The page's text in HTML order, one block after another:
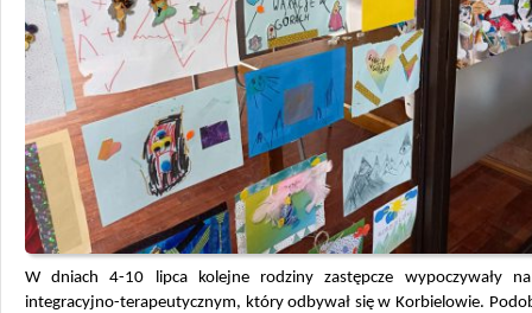
W dniach 4-10 lipca kolejne rodziny zastępcze wypoczywały
integracyjno-terapeutycznym, który odbywał się w Korbielowie.